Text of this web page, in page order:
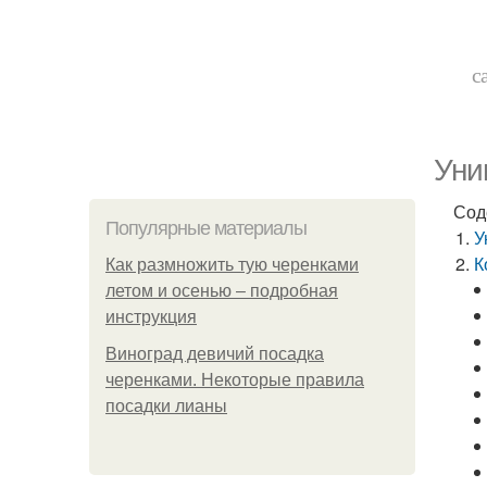
Популярные материалы
Как размножить тую черенками
летом и осенью – подробная
инструкция
Виноград девичий посадка
черенками. Некоторые правила
посадки лианы